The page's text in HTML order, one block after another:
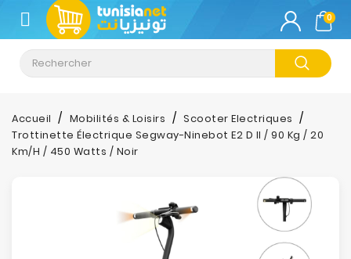
CATÉGORIE
Climatisation
Informatique
Téléphonie
0
Accueil Mobilités & Loisirs
Scooter Electriques
Trottinette Électrique Segway-Ninebot E2 D II / 90 Kg / 20
Km/h / 450 Watts / Noir